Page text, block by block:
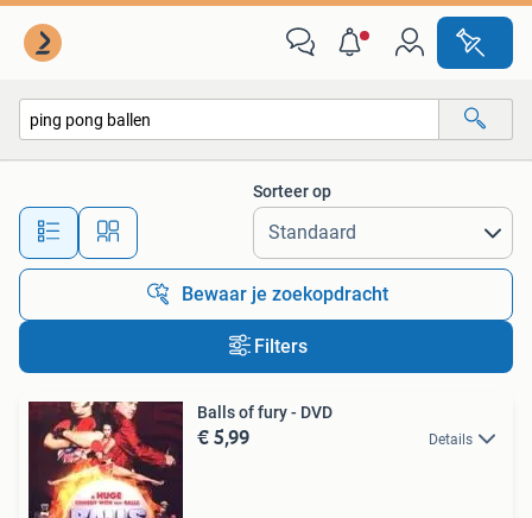
Alle afstanden…
Sorteer op
Bewaar je zoekopdracht
Filters
Balls of fury - DVD
€ 5,99 Details